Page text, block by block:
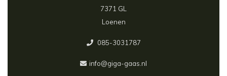
7371 GL
Loenen
085-3031787
info@giga-gaas.nl